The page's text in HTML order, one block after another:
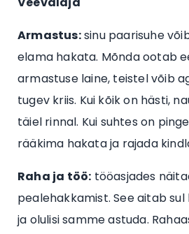
Armastus:sinu paarisuhe
elama hakata. Mõnda ootab
armastuse laine, teistel võib
tugev kriis. Kui kõik on hästi,
täiel rinnal. Kui suhtes on
rääkima hakata ja rajada
Raha ja töö: tööasjades
pealehakkamist. See aitab sul
ja olulisi samme astuda.